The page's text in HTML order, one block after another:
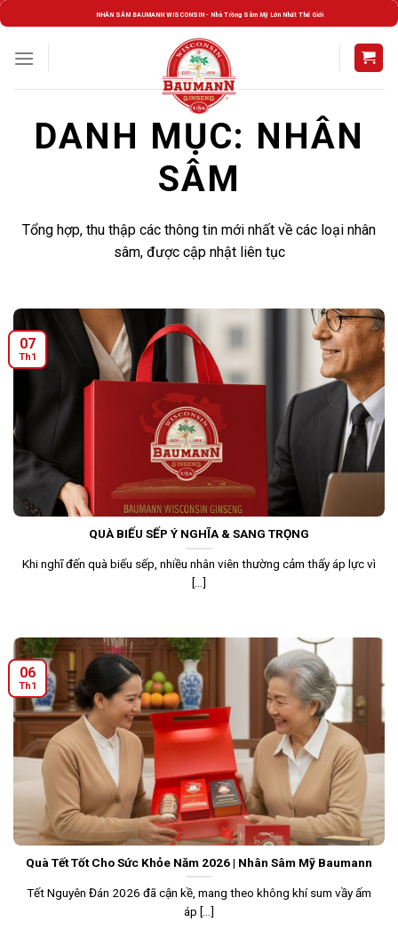
Skip
to
content
NHÂN SÂM BAUMANN WISCONSIN - Nhà Trồng Sâm Mỹ Lớn Nhất Thế Giới
DANH MỤC: NHÂN
SÂM
Tổng hợp, thu thập các thông tin mới nhất về các loại nhân
sâm, được cập nhật liên tục
QUÀ BIẾU SẾP Ý NGHĨA & SANG TRỌNG
Khi nghĩ đến quà biếu sếp, nhiều nhân viên thường cảm thấy áp lực vì
[...]
07
Th1
Quà Tết Tốt Cho Sức Khỏe Năm 2026 | Nhân Sâm Mỹ Baumann
Tết Nguyên Đán 2026 đã cận kề, mang theo không khí sum vầy ấm
áp [...]
06
Th1